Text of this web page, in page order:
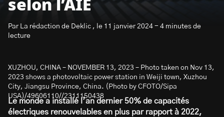
selon l’AIE
Par La rédaction de Deklic , le 11 janvier 2024 - 4 minutes de
lecture
XUZHOU, CHINA – NOVEMBER 13, 2023 – Photo taken on Nov 13,
2023 shows a photovoltaic power station in Weiji town, Xuzhou
City, Jiangsu Province, China. (Photo by CFOTO/Sipa
USA)/49606110//2311150438
Le monde a installé l’an dernier 50% de capacités
électriques renouvelables en plus par rapport à 2022,
S’abonner à la newsletter